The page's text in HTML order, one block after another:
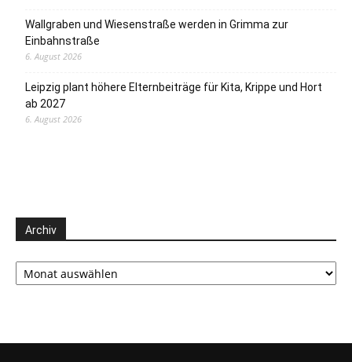
Wallgraben und Wiesenstraße werden in Grimma zur
Einbahnstraße
6. August 2026
Leipzig plant höhere Elternbeiträge für Kita, Krippe und Hort
ab 2027
6. August 2026
Archiv
Archiv